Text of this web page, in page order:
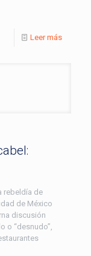
Leer más
rebeldía de
de México
discusión
o “desnudo”,